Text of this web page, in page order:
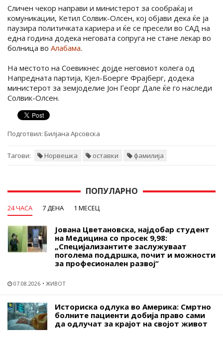
Сличен чекор направи и министерот за сообраќај и
комуникации, Кетил Солвик-Олсен, кој објави дека ќе ја
паузира политичката кариера и ќе се пресели во САД на
една година додека неговата сопруга не стане лекар во
болница во Алабама.
На местото на Соевикнес дојде неговиот колега од
Напредната партија, Кјел-Боерге Фрајберг, додека
министерот за земјоделие Јон Георг Дале ќе го наследи
Солвик-Олсен.
Подготвил: Билјана Арсовска
Тагови: Норвешка оставки фамилија
ПОПУЛАРНО
24 ЧАСА 7 ДЕНА 1 МЕСЕЦ
Јована Цветановска, најдобар студент
на Медицина со просек 9,98:
„Специјализантите заслужуваат
поголема поддршка, почит и можности
за професионален развој“
07.08.2026 ЖИВОТ
Историска одлука во Америка: Смртно
болните пациенти добија право сами
да одлучат за крајот на својот живот